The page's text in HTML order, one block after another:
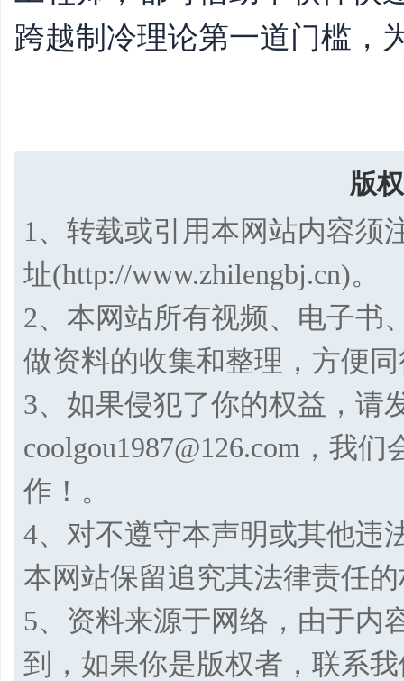
跨越制冷理论第一道门槛，
版
1、转载或引用本网站内容须
址(http://www.zhilengbj.cn)。
2、本网站所有视频、电子书
做资料的收集和整理，方便
3、如果侵犯了你的权益，请
coolgou1987@126.com，我
作！。
4、对不遵守本声明或其他违
本网站保留追究其法律责任
5、资料来源于网络，由于内
到，如果你是版权者，联系